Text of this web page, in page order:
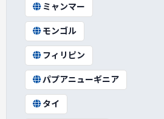
ミャンマー
モンゴル
フィリピン
パプアニューギニア
タイ